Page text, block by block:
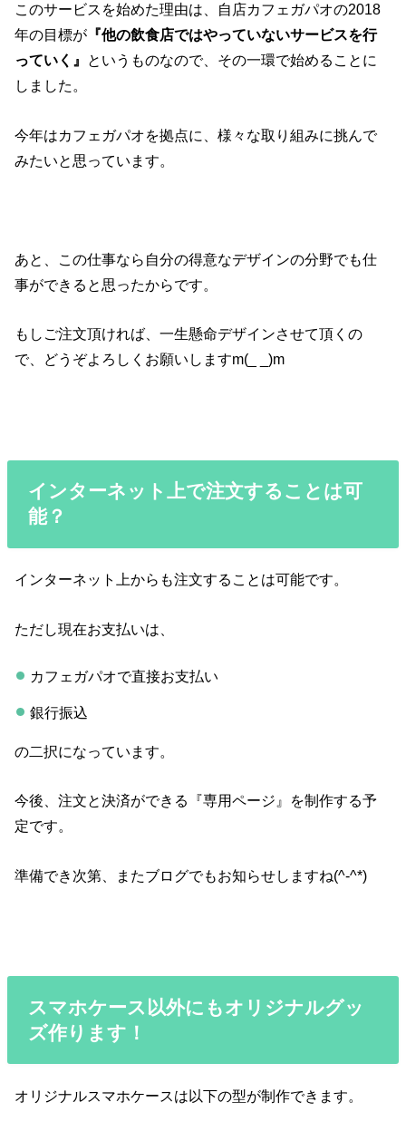
このサービスを始めた理由は、自店カフェガパオの2018
年の目標が 『他の飲食店ではやっていないサービスを行
っていく』 というものなので、その一環で始めることに
しました。
今年はカフェガパオを拠点に、様々な取り組みに挑んで
みたいと思っています。
あと、この仕事なら自分の得意なデザインの分野でも仕
事ができると思ったからです。
もしご注文頂ければ、一生懸命デザインさせて頂くの
で、どうぞよろしくお願いしますm(_ _)m
インターネット上で注文することは可
能？
インターネット上からも注文することは可能です。
ただし現在お支払いは、
カフェガパオで直接お支払い
銀行振込
の二択になっています。
今後、注文と決済ができる『専用ページ』を制作する予
定です。
準備でき次第、またブログでもお知らせしますね(^-^*)
スマホケース以外にもオリジナルグッ
ズ作ります！
オリジナルスマホケースは以下の型が制作できます。